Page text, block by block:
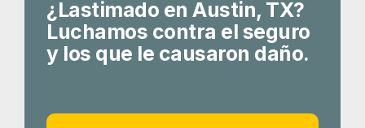
¿Lastimado en Austin, TX?
Luchamos contra el seguro
y los que le causaron daño.